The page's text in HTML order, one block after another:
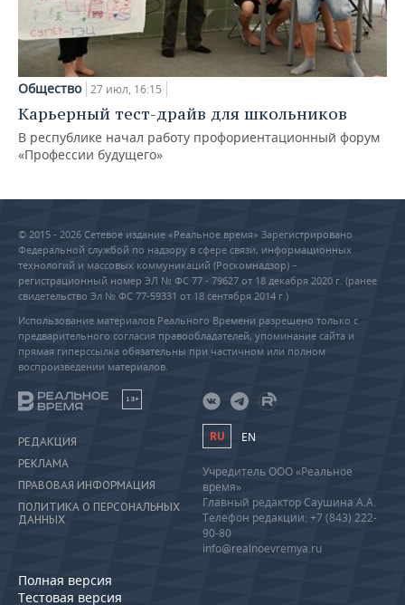
Общество 27 июл, 16:15
Карьерный тест-драйв для школьников
В республике начал работу профориентационный форум
«Профессии будущего»
© 2015 - 2026 Сетевое издание «Реальное время» Зарегистрировано
Федеральной службой по надзору в сфере связи, информационных
технологий и массовых коммуникаций (Роскомнадзор) –
регистрационный номер ЭЛ № ФС 77 - 79627 от 18 декабря 2020 г. (ранее
свидетельство Эл № ФС 77-59331 от 18 сентября 2014 г.)
Использование материалов Реального Времени разрешено только с
предварительного согласия правообладателей, упоминание сайта и
прямая гиперссылка обязательны при частичном или полном
воспроизведении материалов.
18+
РЕДАКЦИЯ
РЕКЛАМА
ПРАВОВАЯ ИНФОРМАЦИЯ
ПОЛИТИКА О ПЕРСОНАЛЬНЫХ
ДАННЫХ
Полная версия
Тестовая версия
RU EN
Учредитель ООО «Реальное
время»
Главный редактор Саушина А.А.
Телефон редакции: +7 (843) 222-
90-80
info@realnoevremya.ru